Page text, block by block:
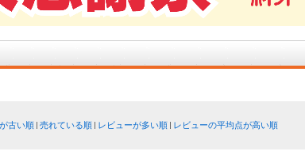
古い順 売れている順 レビューが多い順
レビューの平均点が高い順